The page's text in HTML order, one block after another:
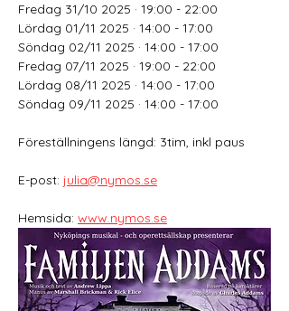
Fredag 31/10 2025 · 19:00 - 22:00
Lördag 01/11 2025 · 14:00 - 17:00
Söndag 02/11 2025 · 14:00 - 17:00
Fredag 07/11 2025 · 19:00 - 22:00
Lördag 08/11 2025 · 14:00 - 17:00
Söndag 09/11 2025 · 14:00 - 17:00
Föreställningens längd: 3tim, inkl paus
E-post: julia@nymos.se
Hemsida: www.nymos.se